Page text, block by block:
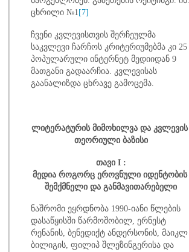
ცხრილი №1[7]
ჩვენი კვლევისთვის შერჩეულმა
საკვლევი ჩარჩოს კრიტერიუმებმა კი 25
პოპულარული ინტერნეტ მედიიდან 9
მათგანი გადაარჩია. კვლევისას
გაანალიზდა ცხრავე გამოცემა.
ლიტერატურის მიმოხილვა და კვლევის
თეორიული ბაზისი
თავი I :
მედია როგორც ეროვნული იდენტობის
შემქმნელი და განმავითარებელი
ნაშრომი ეყრდნობა 1990-იანი წლების
დასაწყისში წარმოშობილ, ერნესტ
რენანის, ბენედიქტ ანდერსონის, მაიკლ
ბილიგის, ფილიპ შლეზინგერისა და